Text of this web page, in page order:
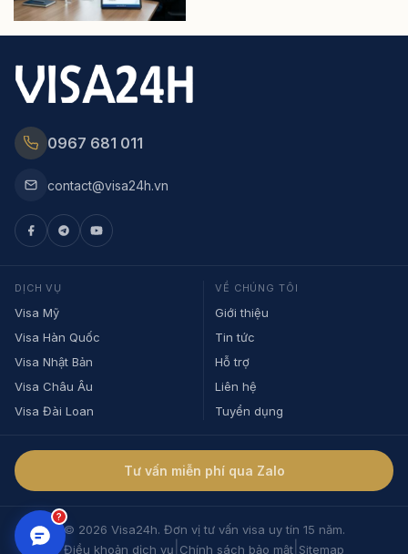
© 2026 Visa24h. Đơn vị tư vấn visa uy tín 15 năm.
Điều khoản dịch vụ Chính sách bảo mật Sitemap
0967 681 011
contact@visa24h.vn
DỊCH VỤ
Visa Mỹ
Visa Hàn Quốc
Visa Nhật Bản
Visa Châu Âu
Visa Đài Loan
VỀ CHÚNG TÔI
Giới thiệu
Tin tức
Hỗ trợ
Liên hệ
Tuyển dụng
Tư vấn miễn phí qua Zalo
?